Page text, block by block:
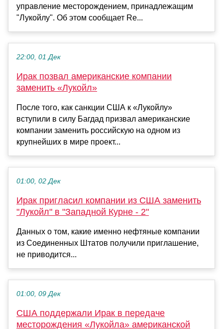
управление месторождением, принадлежащим
"Лукойлу". Об этом сообщает Re...
22:00, 01 Дек
Ирак позвал американские компании
заменить «Лукойл»
После того, как санкции США к «Лукойлу»
вступили в силу Багдад призвал американские
компании заменить российскую на одном из
крупнейших в мире проект...
01:00, 02 Дек
Ирак пригласил компании из США заменить
"Лукойл" в "Западной Курне - 2"
Данных о том, какие именно нефтяные компании
из Соединенных Штатов получили приглашение,
не приводится...
01:00, 09 Дек
США поддержали Ирак в передаче
месторождения «Лукойла» американской